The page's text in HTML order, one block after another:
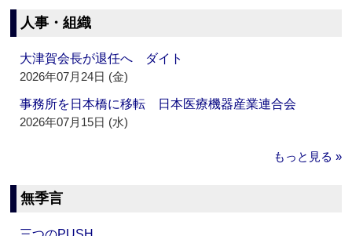
人事・組織
大津賀会長が退任へ ダイト
2026年07月24日 (金)
事務所を日本橋に移転 日本医療機器産業連合会
2026年07月15日 (水)
もっと見る »
無季言